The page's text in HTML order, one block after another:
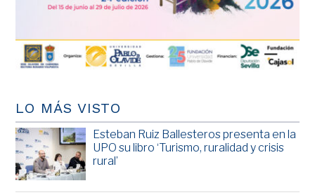
LO MÁS VISTO
Esteban Ruiz Ballesteros presenta en la
UPO su libro ‘Turismo, ruralidad y crisis
rural’